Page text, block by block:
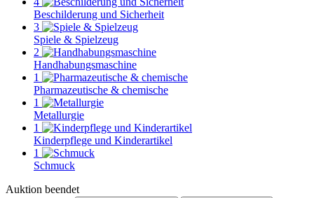
Beschilderung und Sicherheit
3
Spiele & Spielzeug
2
Handhabungsmaschine
1
Pharmazeutische & chemische
1
Metallurgie
1
Kinderpflege und Kinderartikel
1
Schmuck
Auktion beendet